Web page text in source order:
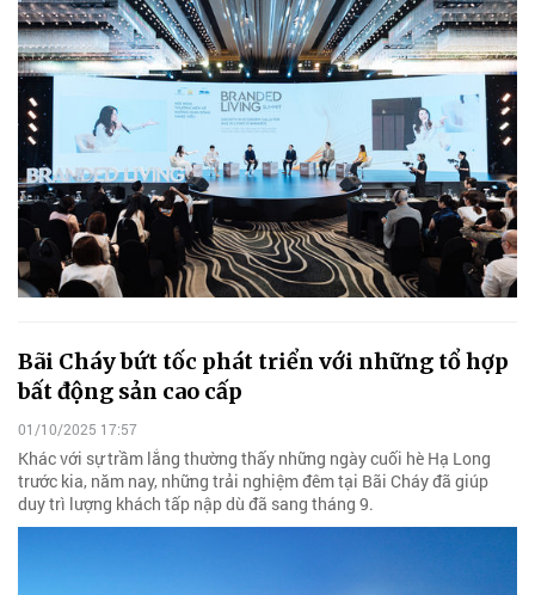
Bãi Cháy bứt tốc phát triển với những tổ hợp
bất động sản cao cấp
01/10/2025 17:57
Khác với sự trầm lắng thường thấy những ngày cuối hè Hạ Long
trước kia, năm nay, những trải nghiệm đêm tại Bãi Cháy đã giúp
duy trì lượng khách tấp nập dù đã sang tháng 9.